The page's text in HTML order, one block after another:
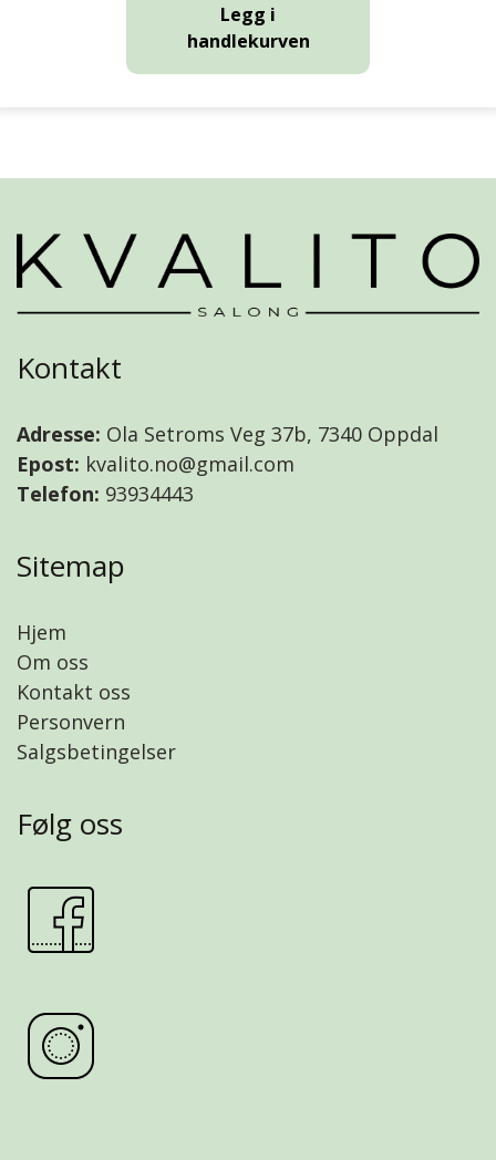
Legg i
handlekurven
Kontakt
Adresse: Ola Setroms Veg 37b, 7340 Oppdal
Epost: kvalito.no@gmail.com
Telefon: 93934443
Sitemap
Hjem
Om oss
Kontakt oss
Personvern
Salgsbetingelser
Følg oss